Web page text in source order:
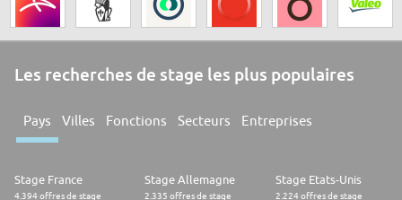
Les recherches de stage les plus populaires
Pays Villes Fonctions Secteurs Entreprises
Stage France
4.394 offres de stage
Stage Allemagne
2.335 offres de stage
Stage Etats-Unis
2.224 offres de stage